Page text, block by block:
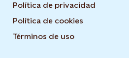
Política de privacidad
Política de cookies
Términos de uso